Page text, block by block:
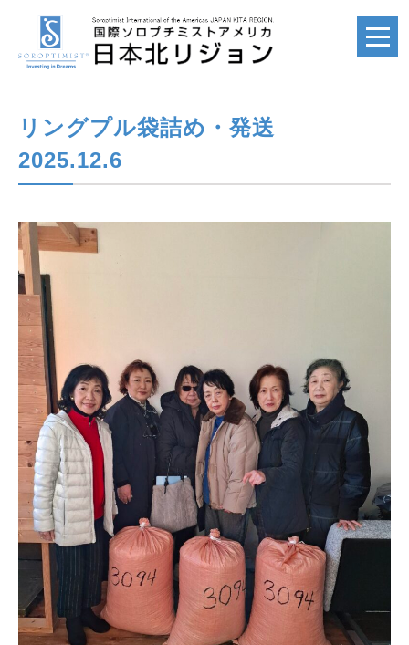
ホーム
SIA
日本北リジョン
JAPAN KITA
リンク
LINK
お問い合わせ
リングプル袋詰め・発送
2025.12.6